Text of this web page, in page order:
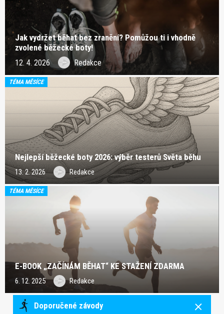
Jak vydržet běhat bez zranění? Pomůžou ti i vhodně
zvolené běžecké boty!
12. 4. 2026 Redakce
TÉMA MĚSÍCE
Nejlepší běžecké boty 2026: výběr testerů Světa běhu
13. 2. 2026 Redakce
TÉMA MĚSÍCE
E-BOOK „ZAČÍNÁM BĚHAT“ KE STAŽENÍ ZDARMA
6. 12. 2025 Redakce
Doporučené závody